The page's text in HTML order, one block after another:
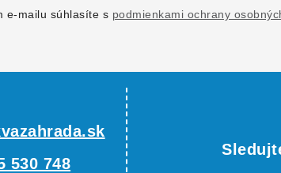
e-mailu súhlasíte s podmienkami ochrany
530 748